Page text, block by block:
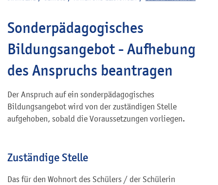
Sonderpädagogisches
Bildungsangebot - Aufhebung
des Anspruchs beantragen
Der Anspruch auf ein sonderpädagogisches
Bildungsangebot wird von der zuständigen Stelle
aufgehoben, sobald die Voraussetzungen vorliegen.
Zuständige Stelle
Das für den Wohnort des Schülers / der Schülerin